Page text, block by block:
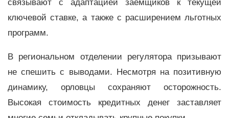
связывают с адаптацией заёмщиков к текущей
ключевой ставке, а также с расширением льготных
программ.
В региональном отделении регулятора призывают
не спешить с выводами. Несмотря на позитивную
динамику, орловцы сохраняют осторожность.
Высокая стоимость кредитных денег заставляет